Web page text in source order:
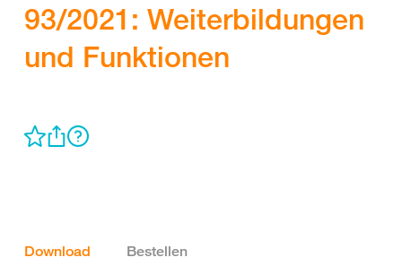
93/2021: Weiterbildungen
und Funktionen
Download Bestellen